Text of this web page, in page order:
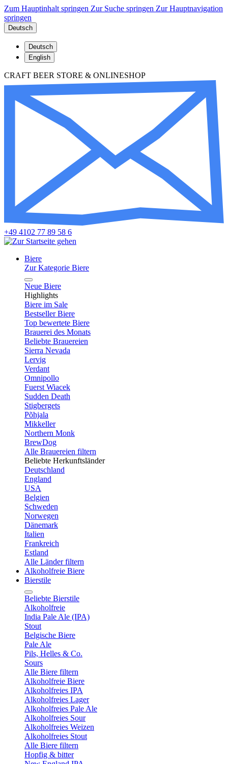
Zum Hauptinhalt springen Zur Suche springen Zur Hauptnavigation
springen
Deutsch
Deutsch
English
CRAFT BEER STORE & ONLINESHOP
+49 4102 77 89 58 6
Biere
Zur Kategorie Biere
Neue Biere
Highlights
Biere im Sale
Bestseller Biere
Top bewertete Biere
Brauerei des Monats
Beliebte Brauereien
Sierra Nevada
Lervig
Verdant
Omnipollo
Fuerst Wiacek
Sudden Death
Stigbergets
Põhjala
Mikkeller
Northern Monk
BrewDog
Alle Brauereien filtern
Beliebte Herkunftsländer
Deutschland
England
USA
Belgien
Schweden
Norwegen
Dänemark
Italien
Frankreich
Estland
Alle Länder filtern
Alkoholfreie Biere
Bierstile
Beliebte Bierstile
Alkoholfreie
India Pale Ale (IPA)
Stout
Belgische Biere
Pale Ale
Pils, Helles & Co.
Sours
Alle Biere filtern
Alkoholfreie Biere
Alkoholfreies IPA
Alkoholfreies Lager
Alkoholfreies Pale Ale
Alkoholfreies Sour
Alkoholfreies Weizen
Alkoholfreies Stout
Alle Biere filtern
Hopfig & bitter